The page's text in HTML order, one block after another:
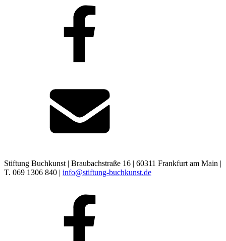
Stiftung Buchkunst | Braubachstraße 16 | 60311 Frankfurt am Main |
T. 069 1306 840 | info@stiftung-buchkunst.de